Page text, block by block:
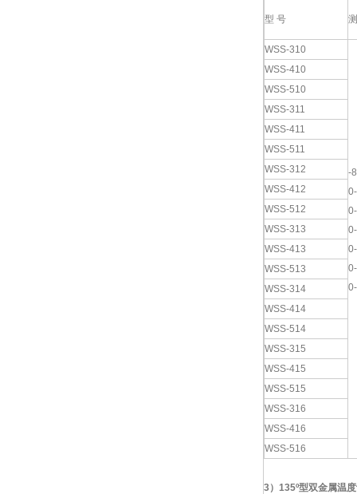
型 号
WSS-310
-
WSS-410
WSS-510
WSS-311
WSS-411
WSS-511
WSS-312
WSS-412
WSS-512
WSS-313
WSS-413
WSS-513
WSS-314
WSS-414
WSS-514
WSS-315
WSS-415
WSS-515
WSS-316
WSS-416
WSS-516
3） 135º型双金属温